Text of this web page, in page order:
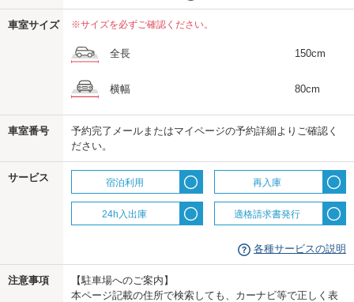
us
車室サイズ ※サイズを必ずご確認ください。
全長 150cm
横幅 80cm
車室番号
予約完了メールまたはマイページの予約詳細よりご確認く
ださい。
サービス 宿泊利用 再入庫
24h入出庫 適格請求書発行
各種サービスの説明
注意事項
【駐車場へのご案内】
本ページ記載の住所で検索しても、カーナビ等で正しく表